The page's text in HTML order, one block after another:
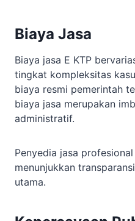
Biaya Jasa
Biaya jasa E KTP
tingkat kompleksitas
biaya resmi pemerintah
biaya jasa merupakan
administratif.
Penyedia jasa
menunjukkan
utama.